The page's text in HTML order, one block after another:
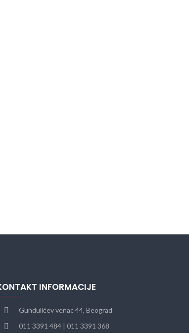
INFORMACIJE
Gundulićev venac 44, Beograd
011 3391 484 | 011 3391 368